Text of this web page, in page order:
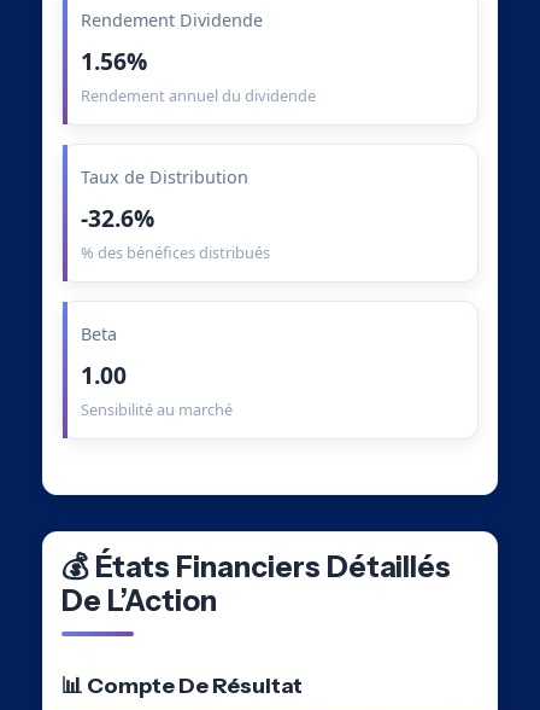
Rendement Dividende
1.56%
Rendement annuel du dividende
Taux de Distribution
-32.6%
% des bénéfices distribués
Beta
1.00
Sensibilité au marché
💰 États Financiers Détaillés
De L’Action
📊 Compte De Résultat